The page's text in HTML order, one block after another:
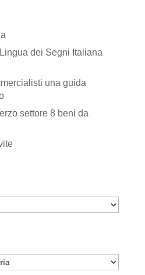
dei Segni Italiana
una guida
settore 8 beni da